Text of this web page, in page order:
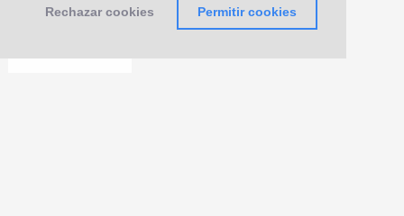
Rechazar cookies Permitir cookies